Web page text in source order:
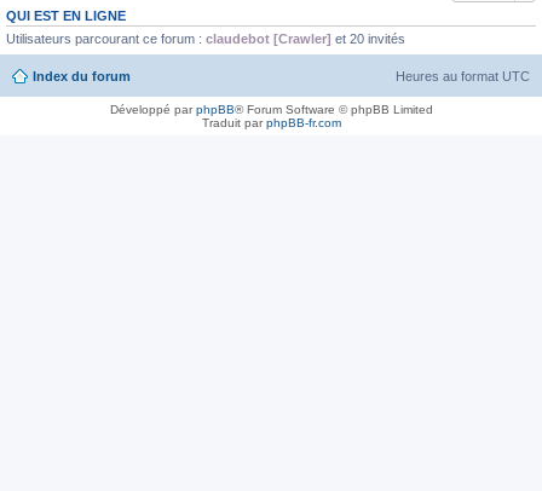
QUI EST EN LIGNE
Utilisateurs parcourant ce forum : claudebot [Crawler] et 20 invités
Index du forum Heures au format UTC
Développé parphpBB® Forum Software © phpBB Limited
Traduit parphpBB-fr.com